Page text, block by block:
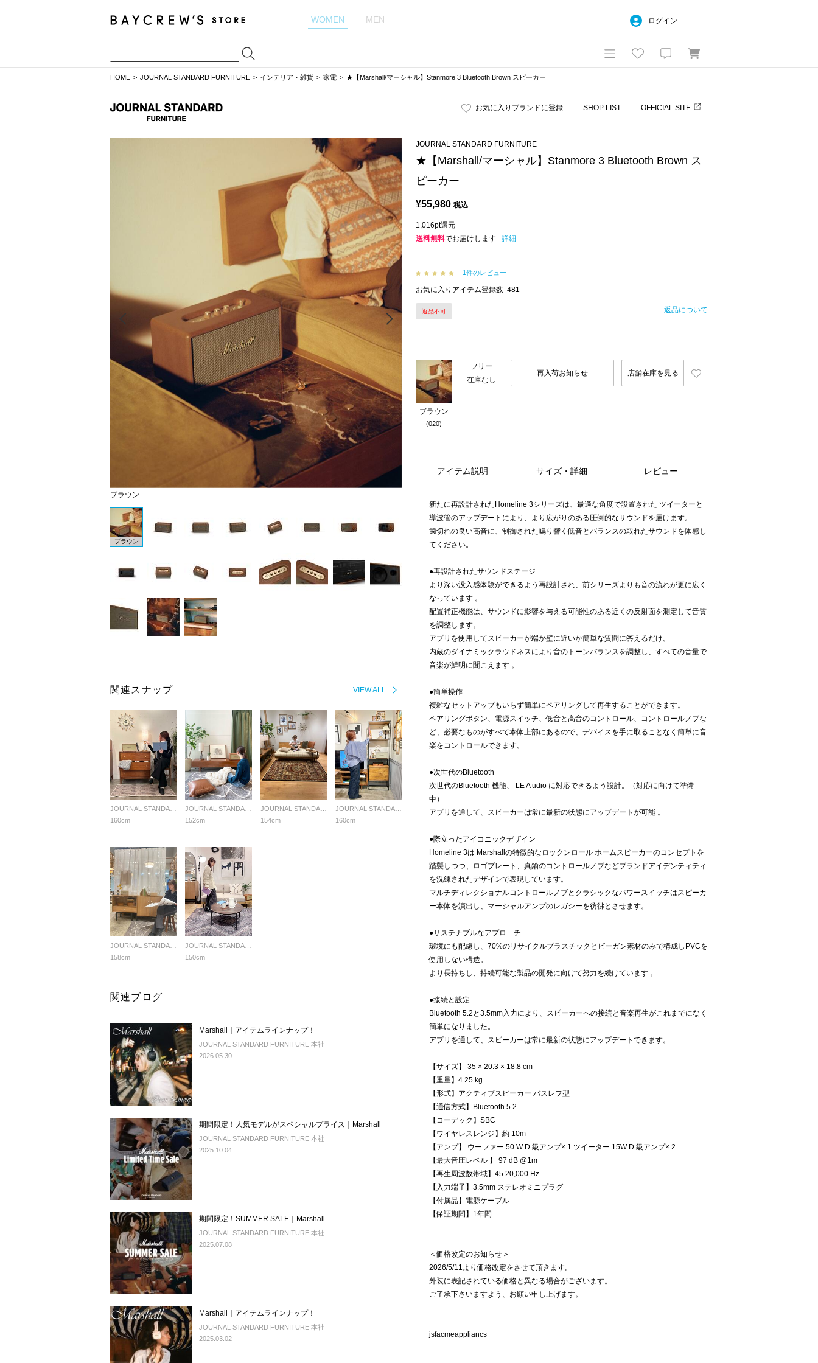
WOMEN MEN ログイン
HOME JOURNAL STANDARD FURNITURE インテリア・雑貨 家電 ★【Marshall/マーシャル】Stanmore 3 Bluetooth Brown スピーカー
お気に入りブランドに登録 SHOP LIST OFFICIAL SITE
ブラウン
ブラウン
VIEW ALL
関連スナップ
160cm
152cm
JOURNAL STANDARD FURNITURE
154cm
JOURNAL STANDARD FURNITURE
160cm
158cm
150cm
関連ブログ
Marshall｜アイテムラインナップ！
JOURNAL STANDARD FURNITURE 本社
2026.05.30
期間限定！人気モデルがスペシャルプライス｜Marshall
JOURNAL STANDARD FURNITURE 本社
2025.10.04
期間限定！SUMMER SALE｜Marshall
JOURNAL STANDARD FURNITURE 本社
2025.07.08
Marshall｜アイテムラインナップ！
JOURNAL STANDARD FURNITURE 本社
2025.03.02
JOURNAL STANDARD FURNITURE
★【Marshall/マーシャル】Stanmore 3 Bluetooth Brown ス
ピーカー
¥55,980 税込
1,016pt還元
送料無料でお届けします 詳細
1件のレビュー
お気に入りアイテム登録数 481
返品不可 返品について
ブラウン
(020)
フリー
在庫なし
再入荷お知らせ 店舗在庫を見る
アイテム説明 サイズ・詳細 レビュー
新たに再設計されたHomeline 3シリーズは、最適な角度で設置された ツイーターと
導波管のアップデートにより、より広がりのある圧倒的なサウンドを届けます。
歯切れの良い高音に、制御された鳴り響く低音とバランスの取れたサウンドを体感し
てください。
●再設計されたサウンドステージ
より深い没入感体験ができるよう再設計され、前シリーズよりも音の流れが更に広く
なっています 。
配置補正機能は、サウンドに影響を与える可能性のある近くの反射面を測定して音質
を調整します。
アプリを使用してスピーカーが端か壁に近いか簡単な質問に答えるだけ。
内蔵のダイナミックラウドネスにより音のトーンバランスを調整し、すべての音量で
音楽が鮮明に聞こえます 。
●簡単操作
複雑なセットアップもいらず簡単にペアリングして再生することができます。
ペアリングボタン、電源スイッチ、低音と高音のコントロール、コントロールノブな
ど、必要なものがすべて本体上部にあるので、デバイスを手に取ることなく簡単に音
楽をコントロールできます。
●次世代のBluetooth
次世代のBluetooth 機能、 LE A udio に対応できるよう設計。（対応に向けて準備
中）
アプリを通して、スピーカーは常に最新の状態にアップデートが可能 。
●際立ったアイコニックデザイン
Homeline 3は Marshallの特徴的なロックンロール ホームスピーカーのコンセプトを
踏襲しつつ、ロゴプレート、真鍮のコントロールノブなどブランドアイデンティティ
を洗練されたデザインで表現しています。
マルチディレクショナルコントロールノブとクラシックなパワースイッチはスピーカ
ー本体を演出し、マーシャルアンプのレガシーを彷彿とさせます。
●サステナブルなアプロ―チ
環境にも配慮し、70%のリサイクルプラスチックとビーガン素材のみで構成しPVCを
使用しない構造。
より長持ちし、持続可能な製品の開発に向けて努力を続けています 。
●接続と設定
Bluetooth 5.2と3.5mm入力により、スピーカーへの接続と音楽再生がこれまでになく
簡単になりました。
アプリを通して、スピーカーは常に最新の状態にアップデートできます。
【サイズ】 35 × 20.3 × 18.8 cm
【重量】4.25 kg
【形式】アクティブスピーカー バスレフ型
【通信方式】Bluetooth 5.2
【コーデック】SBC
【ワイヤレスレンジ】約 10m
【アンプ】 ウーファー 50 W D 級アンプ× 1 ツイーター 15W D 級アンプ× 2
【最大音圧レベル 】 97 dB @1m
【再生周波数帯域】45 20,000 Hz
【入力端子】3.5mm ステレオミニプラグ
【付属品】電源ケーブル
【保証期間】1年間
------------------
＜価格改定のお知らせ＞
2026/5/11より価格改定をさせて頂きます。
外装に表記されている価格と異なる場合がございます。
ご了承下さいますよう、お願い申し上げます。
------------------
jsfacmeappliancs